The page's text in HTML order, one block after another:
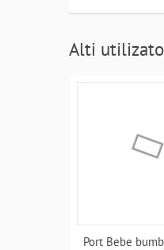
Alti
Port Bebe